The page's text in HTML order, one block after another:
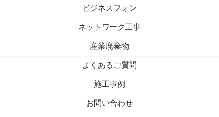
ビジネスフォン
ネットワーク工事
産業廃棄物
よくあるご質問
施工事例
お問い合わせ